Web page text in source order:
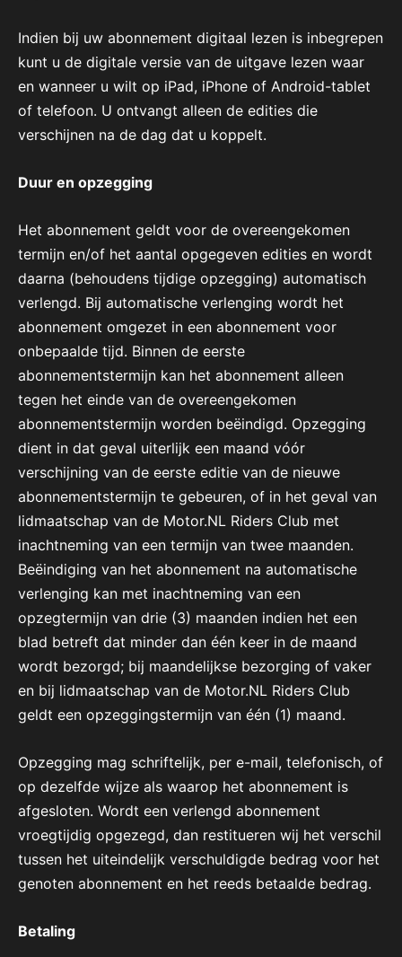
Indien bij uw abonnement digitaal lezen is inbegrepen
kunt u de digitale versie van de uitgave lezen waar
en wanneer u wilt op iPad, iPhone of Android-tablet
of telefoon. U ontvangt alleen de edities die
verschijnen na de dag dat u koppelt.
Duur en opzegging
Het abonnement geldt voor de overeengekomen
termijn en/of het aantal opgegeven edities en wordt
daarna (behoudens tijdige opzegging) automatisch
verlengd. Bij automatische verlenging wordt het
abonnement omgezet in een abonnement voor
onbepaalde tijd. Binnen de eerste
abonnementstermijn kan het abonnement alleen
tegen het einde van de overeengekomen
abonnementstermijn worden beëindigd. Opzegging
dient in dat geval uiterlijk een maand vóór
verschijning van de eerste editie van de nieuwe
abonnementstermijn te gebeuren, of in het geval van
lidmaatschap van de Motor.NL Riders Club met
inachtneming van een termijn van twee maanden.
Beëindiging van het abonnement na automatische
verlenging kan met inachtneming van een
opzegtermijn van drie (3) maanden indien het een
blad betreft dat minder dan één keer in de maand
wordt bezorgd; bij maandelijkse bezorging of vaker
en bij lidmaatschap van de Motor.NL Riders Club
geldt een opzeggingstermijn van één (1) maand.
Opzegging mag schriftelijk, per e-mail, telefonisch, of
op dezelfde wijze als waarop het abonnement is
afgesloten. Wordt een verlengd abonnement
vroegtijdig opgezegd, dan restitueren wij het verschil
tussen het uiteindelijk verschuldigde bedrag voor het
genoten abonnement en het reeds betaalde bedrag.
Betaling